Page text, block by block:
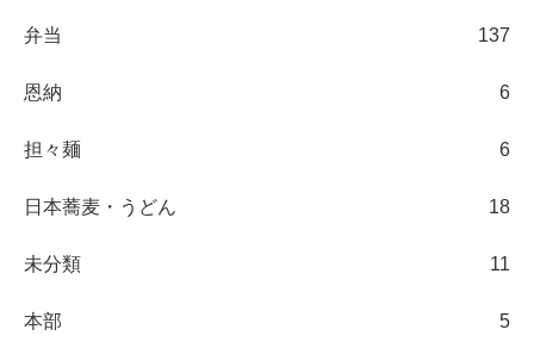
弁当 137
恩納 6
担々麺 6
日本蕎麦・うどん 18
未分類 11
本部 5